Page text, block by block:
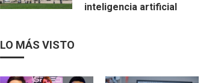
inteligencia artificial
LO MÁS VISTO